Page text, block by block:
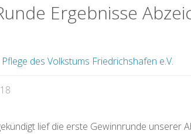
Ergebnisse
des Volkstums Friedrichshafen e.V.
lief die erste Gewinnrunde unserer